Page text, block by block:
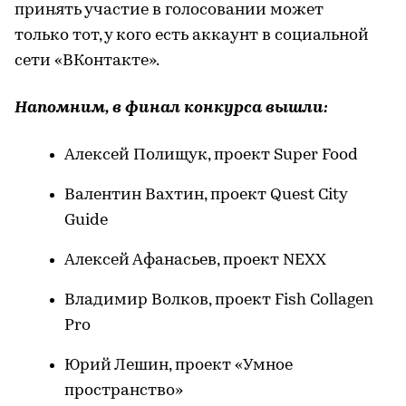
принять участие в голосовании может
только тот, у кого есть аккаунт в социальной
сети «ВКонтакте».
Напомним, в финал конкурса вышли:
Алексей Полищук, проект Super Food
Валентин Вахтин, проект Quest City
Guide
Алексей Афанасьев, проект NEXX
Владимир Волков, проект Fish Collagen
Pro
Юрий Лешин, проект «Умное
пространство»